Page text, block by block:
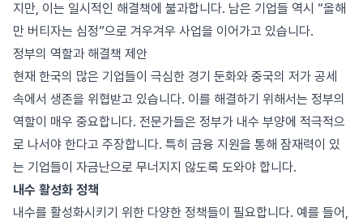
지만, 이는 일시적인 해결책에 불과합니다. 남은 기업들 역시 “올해
만 버티자는 심정”으로 겨우겨우 사업을 이어가고 있습니다.
정부의 역할과 해결책 제안
현재 한국의 많은 기업들이 극심한 경기 둔화와 중국의 저가 공세
속에서 생존을 위협받고 있습니다. 이를 해결하기 위해서는 정부의
역할이 매우 중요합니다. 전문가들은 정부가 내수 부양에 적극적으
로 나서야 한다고 주장합니다. 특히 금융 지원을 통해 잠재력이 있
는 기업들이 자금난으로 무너지지 않도록 도와야 합니다.
내수 활성화 정책
내수를 활성화시키기 위한 다양한 정책들이 필요합니다. 예를 들어,